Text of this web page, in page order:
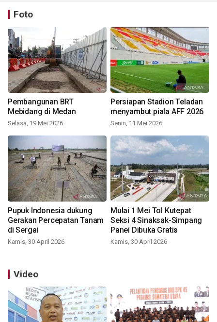
Foto
Pembangunan BRT
Mebidang di Medan
Selasa, 19 Mei 2026
Persiapan Stadion Teladan
menyambut piala AFF 2026
Senin, 11 Mei 2026
Pupuk Indonesia dukung
Gerakan Percepatan Tanam
di Sergai
Kamis, 30 April 2026
Mulai 1 Mei Tol Kutepat
Seksi 4 Sinaksak-Simpang
Panei Dibuka Gratis
Kamis, 30 April 2026
Video